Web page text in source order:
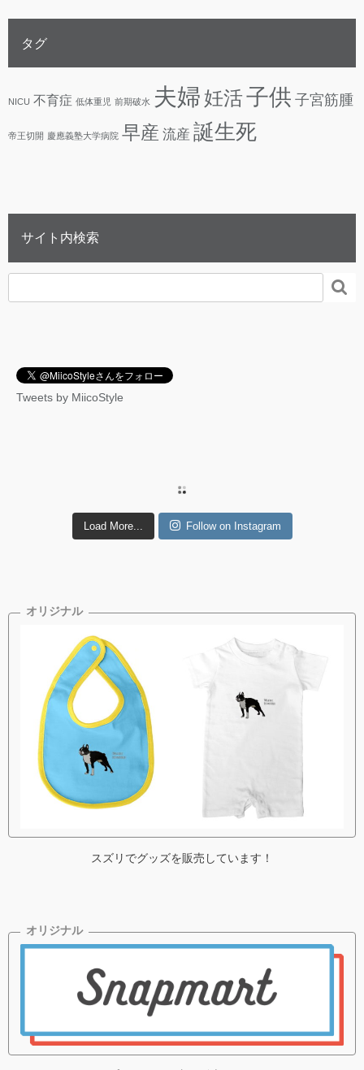
タグ
NICU 不育症 低体重児 前期破水 夫婦 妊活子供 子宮筋腫
帝王切開 慶應義塾大学病院 早産 流産 誕生死
サイト内検索

Tweets by MiicoStyle
Load More... Follow on Instagram
スズリでグッズを販売しています！